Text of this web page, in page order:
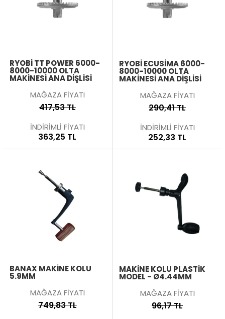
RYOBI TT POWER 6000-
8000-10000 OLTA
MAKINESI ANA DIŞLISI
MAĞAZA FİYATI
417,53 TL
İNDİRİMLİ FİYATI
363,25 TL
RYOBI ECUSIMA 6000-
8000-10000 OLTA
MAKINESI ANA DIŞLISI
MAĞAZA FİYATI
290,41 TL
İNDİRİMLİ FİYATI
252,33 TL
BANAX MAKINE KOLU
5.9MM
MAĞAZA FİYATI
749,83 TL
MAKINE KOLU PLASTIK
MODEL - Ø4.44MM
MAĞAZA FİYATI
96,17 TL